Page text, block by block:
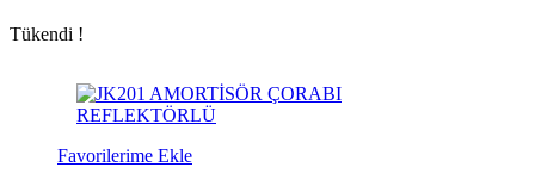
Tükendi !
Favorilerime Ekle